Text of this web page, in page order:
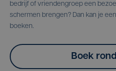
bedrijf of vriendengroep een
schermen brengen? Dan kan je
boeken.
Boek